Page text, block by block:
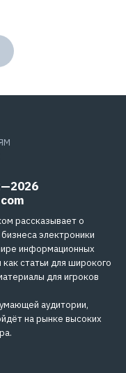
рассказывает о
электроники
информационных
статьи для широкого
для игроков
аудитории,
на рынке высоких